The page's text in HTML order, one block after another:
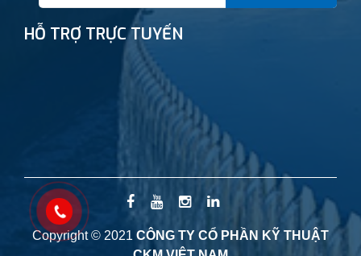
HỖ TRỢ TRỰC TUYẾN
Copyright © 2021 CÔNG TY CỔ PHẦN KỸ THUẬT